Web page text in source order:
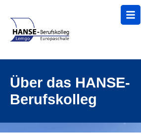
Menü
Über das HANSE-
Berufskolleg